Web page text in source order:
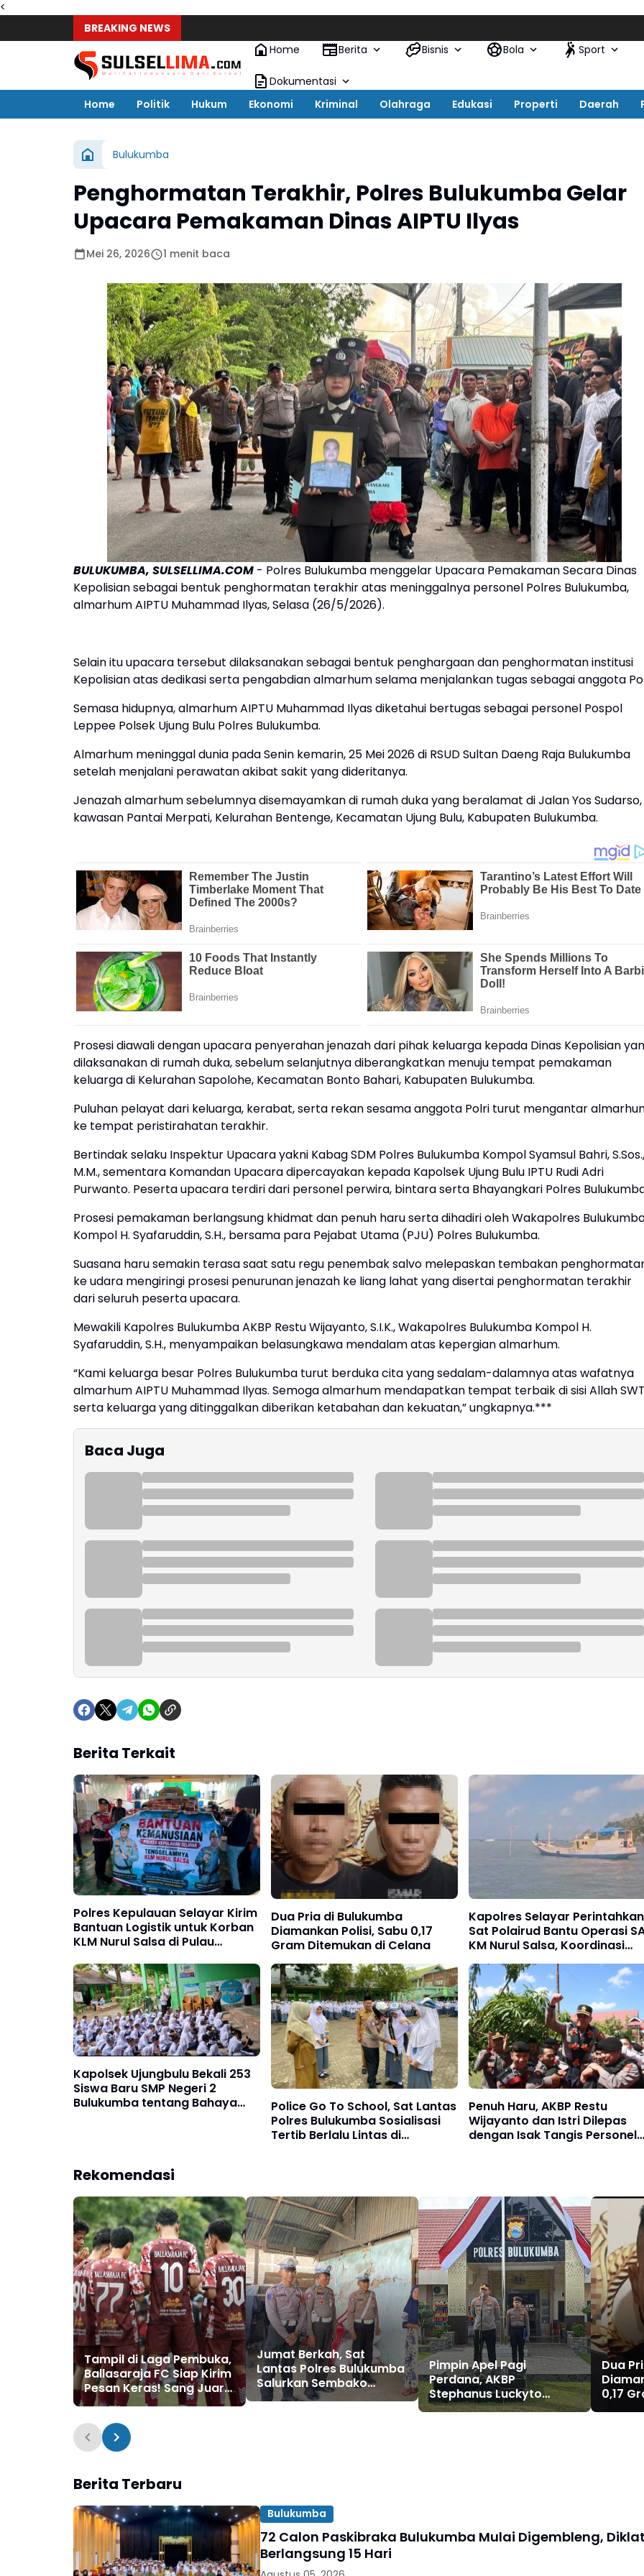
<
BREAKING NEWS
Home
Berita Bisnis Bola Sport
Dokumentasi
Home
Politik Hukum Ekonomi Kriminal Olahraga Edukasi Properti Daerah
Bulukumba
Penghormatan Terakhir, Polres Bulukumba Gelar
Upacara Pemakaman Dinas AIPTU Ilyas
Mei 26, 2026 1 menit baca
BULUKUMBA, SULSELLIMA.COM - Polres Bulukumba menggelar Upacara Pemakaman Secara Dinas
Kepolisian sebagai bentuk penghormatan terakhir atas meninggalnya personel Polres Bulukumba,
almarhum AIPTU Muhammad Ilyas, Selasa (26/5/2026).
Selain itu upacara tersebut dilaksanakan sebagai bentuk penghargaan dan penghormatan institusi
Kepolisian atas dedikasi serta pengabdian almarhum selama menjalankan tugas sebagai anggota
Semasa hidupnya, almarhum AIPTU Muhammad Ilyas diketahui bertugas sebagai personel Pospol
Leppee Polsek Ujung Bulu Polres Bulukumba.
Almarhum meninggal dunia pada Senin kemarin, 25 Mei 2026 di RSUD Sultan Daeng Raja Bulukumba
setelah menjalani perawatan akibat sakit yang dideritanya.
Jenazah almarhum sebelumnya disemayamkan di rumah duka yang beralamat di Jalan Yos Sudarso,
kawasan Pantai Merpati, Kelurahan Bentenge, Kecamatan Ujung Bulu, Kabupaten Bulukumba.
Prosesi diawali dengan upacara penyerahan jenazah dari pihak keluarga kepada Dinas Kepolisian
dilaksanakan di rumah duka, sebelum selanjutnya diberangkatkan menuju tempat pemakaman
keluarga di Kelurahan Sapolohe, Kecamatan Bonto Bahari, Kabupaten Bulukumba.
Puluhan pelayat dari keluarga, kerabat, serta rekan sesama anggota Polri turut mengantar
ke tempat peristirahatan terakhir.
Bertindak selaku Inspektur Upacara yakni Kabag SDM Polres Bulukumba Kompol Syamsul Bahri, S.Sos.,
M.M., sementara Komandan Upacara dipercayakan kepada Kapolsek Ujung Bulu IPTU Rudi Adri
Purwanto. Peserta upacara terdiri dari personel perwira, bintara serta Bhayangkari Polres
Prosesi pemakaman berlangsung khidmat dan penuh haru serta dihadiri oleh Wakapolres
Kompol H. Syafaruddin, S.H., bersama para Pejabat Utama (PJU) Polres Bulukumba.
Suasana haru semakin terasa saat satu regu penembak salvo melepaskan tembakan
ke udara mengiringi prosesi penurunan jenazah ke liang lahat yang disertai penghormatan terakhir
dari seluruh peserta upacara.
Mewakili Kapolres Bulukumba AKBP Restu Wijayanto, S.I.K., Wakapolres Bulukumba Kompol H.
Syafaruddin, S.H., menyampaikan belasungkawa mendalam atas kepergian almarhum.
“Kami keluarga besar Polres Bulukumba turut berduka cita yang sedalam-dalamnya atas wafatnya
almarhum AIPTU Muhammad Ilyas. Semoga almarhum mendapatkan tempat terbaik di sisi Allah
serta keluarga yang ditinggalkan diberikan ketabahan dan kekuatan,” ungkapnya.***
Baca Juga
Berita Terkait
Polres Kepulauan Selayar Kirim
Bantuan Logistik untuk Korban
KLM Nurul Salsa di Pulau
Dua Pria di Bulukumba
Diamankan Polisi, Sabu 0,17
Gram Ditemukan di Celana
Kapolres Selayar Perintahkan
Sat Polairud Bantu Operasi
KM Nurul Salsa, Koordinasi
dengan TNI AL dan Basarnas
Kapolsek Ujungbulu Bekali 253
Siswa Baru SMP Negeri 2
Bulukumba tentang Bahaya
Police Go To School, Sat Lantas
Polres Bulukumba Sosialisasi
Tertib Berlalu Lintas di
Penuh Haru, AKBP Restu
Wijayanto dan Istri Dilepas
dengan Isak Tangis Personel
Rekomendasi
Tampil di Laga Pembuka,
Ballasaraja FC Siap Kirim
Pesan Keras! Sang Juara
Bertahan Bidik Awal
Kemerdekaan
Bulukumpa 2026
Jumat Berkah, Sat
Lantas Polres Bulukumba
Salurkan Sembako
kepada Warga Kurang
Pimpin Apel Pagi
Perdana, AKBP
Stephanus Luckyto
Tekankan Disiplin,
Dua
0,17
Celana
Berita Terbaru
Bulukumba
72 Calon Paskibraka Bulukumba Mulai Digembleng,
Berlangsung 15 Hari